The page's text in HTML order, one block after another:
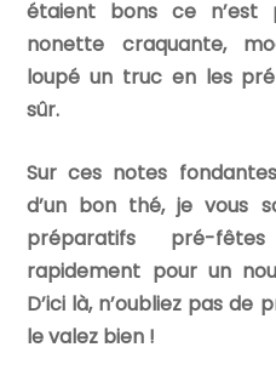
étaient bons ce
nonette craquante,
loupé un truc en les
sûr.
Sur ces notes
d’un bon thé, je vous
préparatifs pré-
rapidement pour un
D’ici là, n’oubliez pas de
le valez bien !